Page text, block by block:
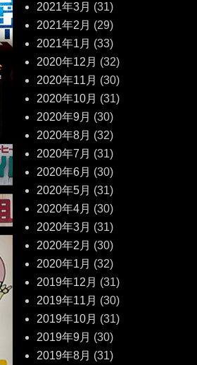
2021年3月 (31)
2021年2月 (29)
2021年1月 (33)
2020年12月 (32)
2020年11月 (30)
2020年10月 (31)
2020年9月 (30)
2020年8月 (32)
2020年7月 (31)
2020年6月 (30)
2020年5月 (31)
2020年4月 (30)
2020年3月 (31)
2020年2月 (30)
2020年1月 (32)
2019年12月 (31)
2019年11月 (30)
2019年10月 (31)
2019年9月 (30)
2019年8月 (31)